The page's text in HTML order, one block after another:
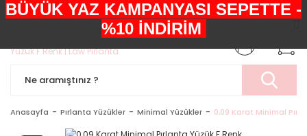
+90552 303 05 29
Anasayfa Pırlanta Yüzükler Minimal Yüzükler 0,09 Karat Minimal
BÜYÜK YAZ KAMPANYASI SEPETTE -
%10 İNDİRİM